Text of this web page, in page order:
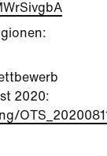
2020: